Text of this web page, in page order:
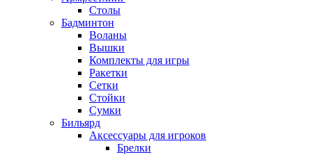
Столы
Бадминтон
Воланы
Вышки
Комплекты для игры
Ракетки
Сетки
Стойки
Сумки
Бильярд
Аксессуары для игроков
Брелки